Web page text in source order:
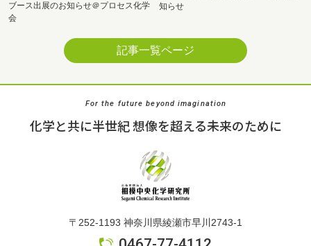
ブース出展のお知らせ＠プロセス化学
会
知らせ
記事一覧ページ
For the future beyond imagination
化学と共に半世紀 想像を超える未来のために
〒252-1193 神奈川県綾瀬市早川2743-1